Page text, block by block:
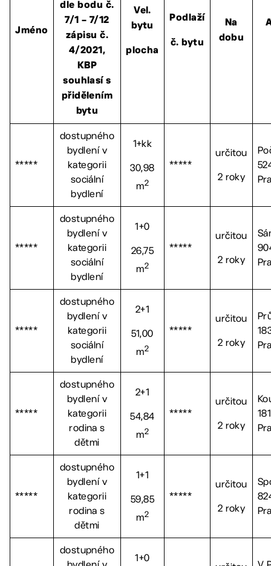
Jméno
dle bodu č.
7/1 – 7/12
zápisu č.
4/2021,
KBP
souhlasí s
přidělením
bytu
Vel.
bytu
plocha
Podlaží
č. bytu
Na
dobu
*****
dostupného
bydlení v
kategorii
sociální
bydlení
1+kk
30,98
m2
*****
určitou
2 roky
*****
dostupného
bydlení v
kategorii
sociální
bydlení
1+0
26,75
m2
*****
určitou
2 roky
*****
dostupného
bydlení v
kategorii
sociální
bydlení
2+1
51,00
m2
*****
určitou
2 roky
*****
dostupného
bydlení v
kategorii
rodina s
dětmi
2+1
54,84
m2
*****
určitou
2 roky
*****
dostupného
bydlení v
kategorii
rodina s
dětmi
1+1
59,85
m2
*****
určitou
2 roky
dostupného
1+0